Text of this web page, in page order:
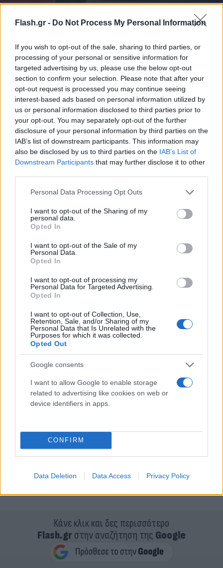
Flash.gr - Do Not Process My Personal Information
If you wish to opt-out of the sale, sharing to third parties, or
processing of your personal or sensitive information for
targeted advertising by us, please use the below opt-out
section to confirm your selection. Please note that after your
opt-out request is processed you may continue seeing
interest-based ads based on personal information utilized by
us or personal information disclosed to third parties prior to
your opt-out. You may separately opt-out of the further
disclosure of your personal information by third parties on the
IAB’s list of downstream participants. This information may
also be disclosed by us to third parties on the IAB’s List of
Downstream Participants that may further disclose it to other
Please note that this website/app uses one or more Google
not limited to your visit or usage behaviour. You may click to
grant or deny consent to Google and its third-party tags to
use your data for below specified purposes in below Google
consent section.
Personal Data Processing Opt Outs
I want to opt-out of the Sharing of my
personal data.
Opted In
I want to opt-out of the Sale of my
Personal Data.
Opted In
I want to opt-out of processing my
Personal Data for Targeted Advertising.
Opted In
I want to opt-out of Collection, Use,
Retention, Sale, and/or Sharing of my
Personal Data that Is Unrelated with the
Purposes for which it was collected.
Opted Out
Google consents
I want to allow Google to enable storage
related to advertising like cookies on web or
device identifiers in apps.
CONFIRM
Data Deletion Data Access Privacy Policy
Πηγή: Glomex
Από την πυρκαγιά κάηκε το αυτοκίνητο της
οικογένειας που διέμενε στη μεζονέτα και ένα
σκάφος.
Κάνε κλικ και δες περισσότερο
Flash.grστην αναζήτηση της Google